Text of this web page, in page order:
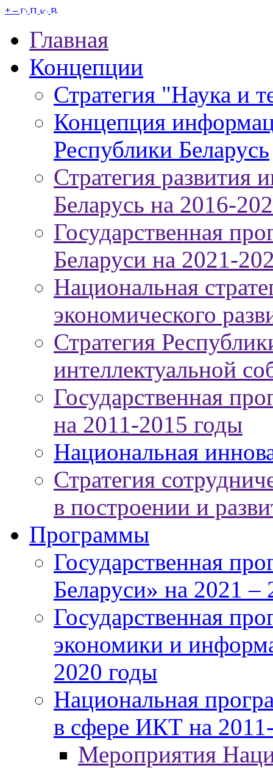
+ –
Главная
Концепции
Стратегия "Наука и
Концепция
Республики Беларусь
Стратегия развития
Беларусь на 2016-
Государственная
Беларуси на 2021-
Национальная
экономического
Стратегия
интеллектуальной
Государственная
на 2011-2015 годы
Национальная
Стратегия
в построении и
Программы
Государственная
Беларуси» на 2021 –
Государственная
экономики и
2020 годы
Национальная
в сфере ИКТ на
Мероприятия